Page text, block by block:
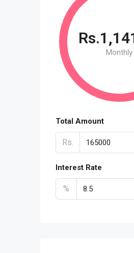
Monthly
Total Amount
Rs.
Interest Rate
%